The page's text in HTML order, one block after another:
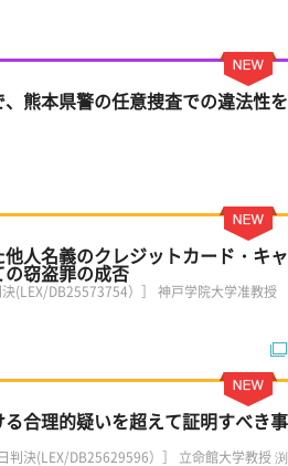
熊本県警の任意捜査での違法性を
人名義のクレジットカード・キャ
窃盗罪の成否
(LEX/DB25573754）］ 神戸学院大学准教授
合理的疑いを超えて証明すべき事
判決(LEX/DB25629596）］ 立命館大学教授 渕